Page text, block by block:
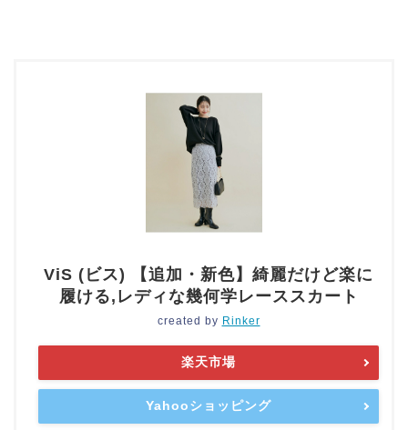
ViS (ビス) 【追加・新色】綺麗だけど楽に
履ける,レディな幾何学レーススカート
created by Rinker
楽天市場
Yahooショッピング